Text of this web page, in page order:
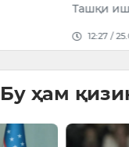
Ташқи ишлар…
12:27 / 25.07.2026
Бу ҳам